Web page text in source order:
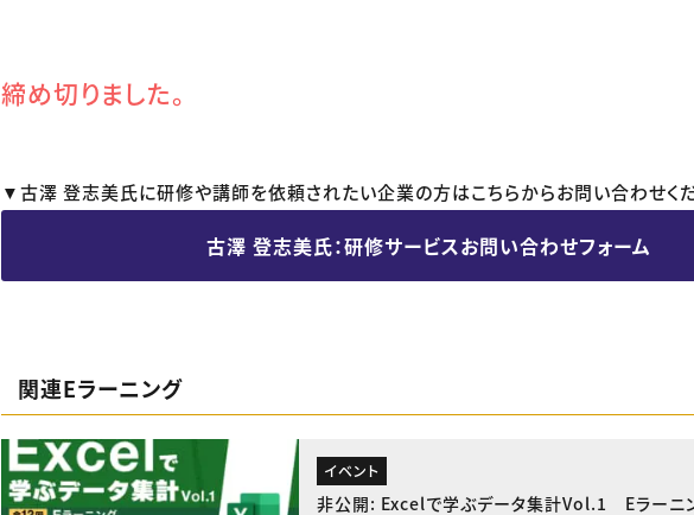
締め切りました。
▼古澤 登志美氏に研修や講師を依頼されたい企業の方はこちらからお問い合わせく
古澤 登志美氏：研修サービスお問い合わせフォーム
関連Eラーニング
イベント
非公開: Excelで学ぶデータ集計Vol.1 Eラーニ